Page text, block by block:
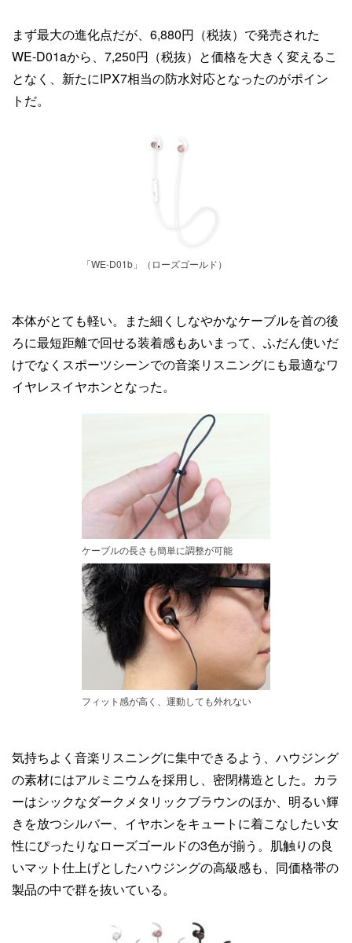
まず最大の進化点だが、6,880円（税抜）で発売された
WE-D01aから、7,250円（税抜）と価格を大きく変えるこ
となく、新たにIPX7相当の防水対応となったのがポイン
トだ。
「WE-D01b」（ローズゴールド）
本体がとても軽い。また細くしなやかなケーブルを首の後
ろに最短距離で回せる装着感もあいまって、ふだん使いだ
けでなくスポーツシーンでの音楽リスニングにも最適なワ
イヤレスイヤホンとなった。
ケーブルの長さも簡単に調整が可能
フィット感が高く、運動しても外れない
気持ちよく音楽リスニングに集中できるよう、ハウジング
の素材にはアルミニウムを採用し、密閉構造とした。カラ
ーはシックなダークメタリックブラウンのほか、明るい輝
きを放つシルバー、イヤホンをキュートに着こなしたい女
性にぴったりなローズゴールドの3色が揃う。肌触りの良
いマット仕上げとしたハウジングの高級感も、同価格帯の
製品の中で群を抜いている。